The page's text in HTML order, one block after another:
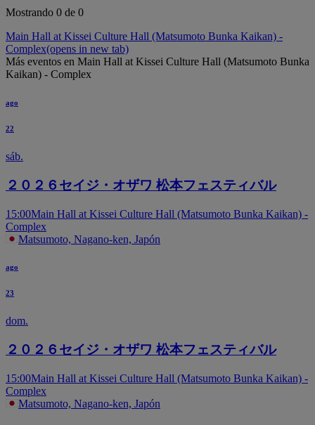
Mostrando 0 de 0
Main Hall at Kissei Culture Hall (Matsumoto Bunka Kaikan) -
Complex(opens in new tab)
Más eventos en Main Hall at Kissei Culture Hall (Matsumoto Bunka
Kaikan) - Complex
ago
22
sáb.
２０２６セイジ・オザワ 松本フェスティバル
15:00Main Hall at Kissei Culture Hall (Matsumoto Bunka Kaikan) -
Complex
Matsumoto, Nagano-ken, Japón
ago
23
dom.
２０２６セイジ・オザワ 松本フェスティバル
15:00Main Hall at Kissei Culture Hall (Matsumoto Bunka Kaikan) -
Complex
Matsumoto, Nagano-ken, Japón